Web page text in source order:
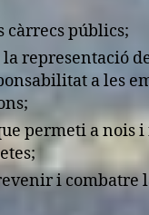
càrrecs públics;
representació
a les
permeti a nois
i combatre